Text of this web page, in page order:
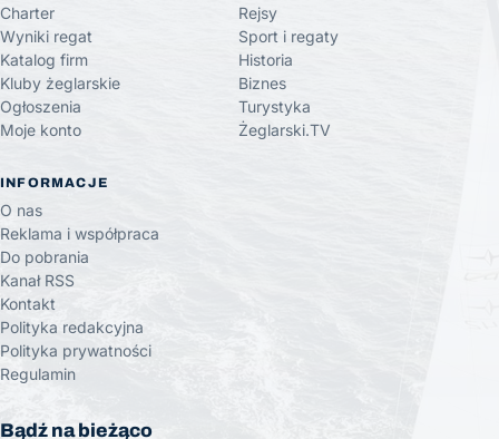
Charter
Wyniki regat
Katalog firm
Kluby żeglarskie
Ogłoszenia
Moje konto
Rejsy
Sport i regaty
Historia
Biznes
Turystyka
Żeglarski.TV
INFORMACJE
O nas
Reklama i współpraca
Do pobrania
Kanał RSS
Kontakt
Polityka redakcyjna
Polityka prywatności
Regulamin
Bądź na bieżąco